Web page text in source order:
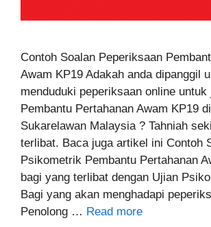
Contoh Soalan Peperiksaan
Awam KP19 Adakah anda dipanggil
menduduki peperiksaan online untuk
Pembantu Pertahanan Awam KP19
Sukarelawan Malaysia ? Tahniah
terlibat. Baca juga artikel ini Contoh
Psikometrik Pembantu Pertahanan
bagi yang terlibat dengan Ujian
Bagi yang akan menghadapi
Penolong … Read more